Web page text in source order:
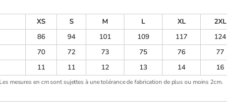
XS S M L XL 2XL
86 94 101 109 117 124
70 72 73 75 76 77
11 11 12 13 14 16
Les mesures en cm sont sujettes à une tolérance de fabrication de plus ou moins 2cm.